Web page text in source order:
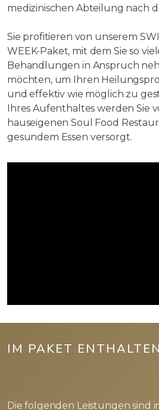
medizinischen Abteilung nach
Sie profitieren von unserem
WEEK-Paket, mit dem Sie so
Behandlungen in Anspruch
möchten, um Ihren
und effektiv wie möglich zu
Ihres Aufenthaltes werden Sie
hauseigenen Soul Food
gesundem Essen versorgt.
IM PAKET
Die folgenden Leistungen sind